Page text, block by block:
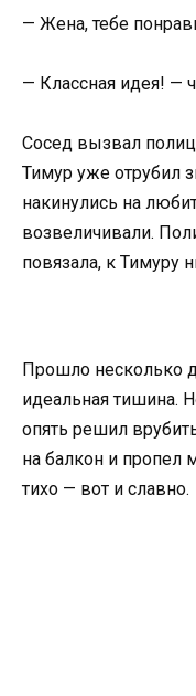
— Жена, тебе
— Классная идея! —
Сосед вызвал
Тимур уже отрубил
накинулись на
возвеличивали.
повязала, к Тимуру
Прошло несколько
идеальная тишина.
опять решил
на балкон и пропел
тихо — вот и славно.